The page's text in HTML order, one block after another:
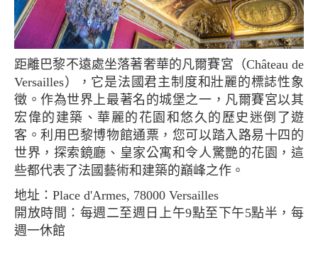
距離巴黎不遠處坐落著奢華的凡爾賽宮（Château de
Versailles），它是法國君主制度和壯麗的標誌性象
徵。作為世界上最著名的城堡之一，凡爾賽宮以其
宏偉的建築、華麗的花園和悠久的歷史迷倒了遊
客。利用巴黎博物館通票，您可以踏入路易十四的
世界，探索鏡廳、皇家公寓和令人驚艷的花園，這
些都代表了法國藝術和建築的巔峰之作。
地址：Place d'Armes, 78000 Versailles
開放時間：每週二至週日上午9點至下午5點半，每
週一休館